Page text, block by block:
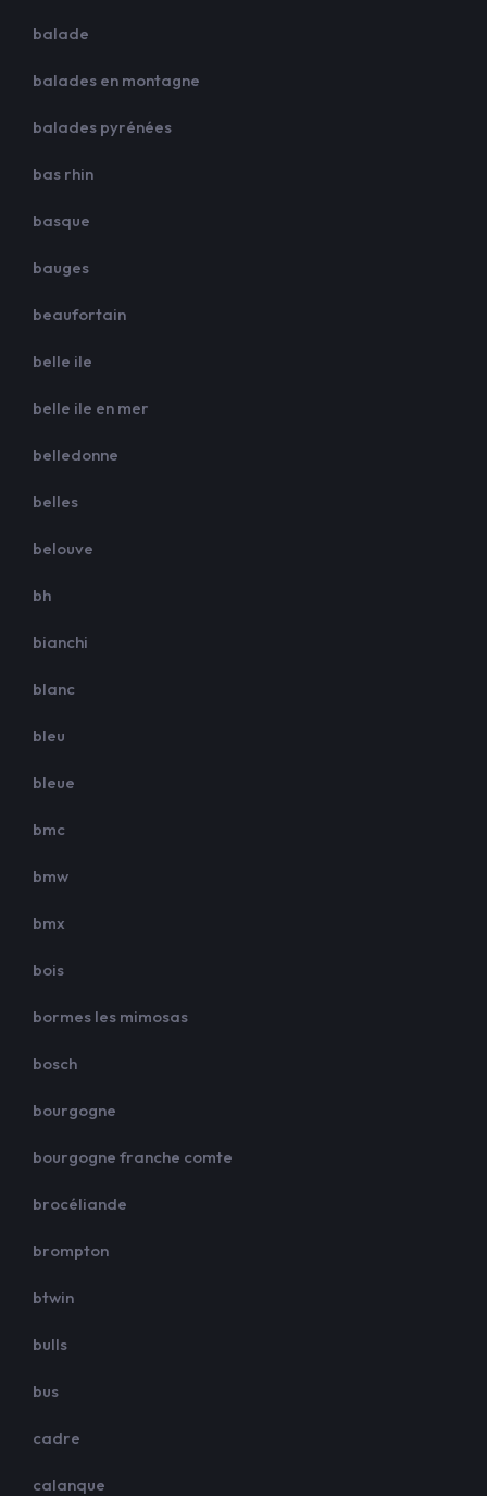
balade
balades en montagne
balades pyrénées
bas rhin
basque
bauges
beaufortain
belle ile
belle ile en mer
belledonne
belles
belouve
bh
bianchi
blanc
bleu
bleue
bmc
bmw
bmx
bois
bormes les mimosas
bosch
bourgogne
bourgogne franche comte
brocéliande
brompton
btwin
bulls
bus
cadre
calanque